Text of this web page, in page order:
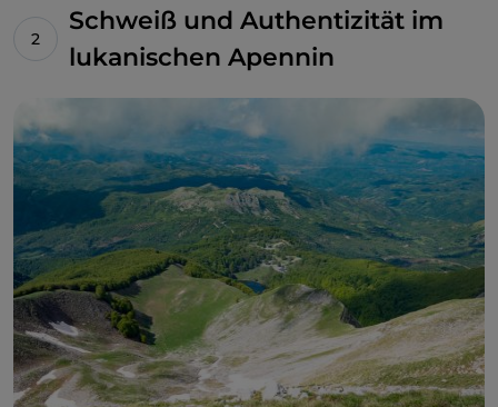
Schweiß und Authentizität im
lukanischen Apennin